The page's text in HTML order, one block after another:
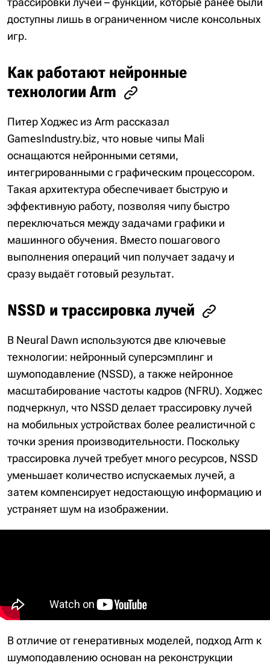
доступны лишь в ограниченном числе консольных
игр.
Как работают нейронные
технологии Arm
Питер Ходжес из Arm рассказал
GamesIndustry.biz, что новые чипы Mali
оснащаются нейронными сетями,
интегрированными с графическим процессором.
Такая архитектура обеспечивает быструю и
эффективную работу, позволяя чипу быстро
переключаться между задачами графики и
машинного обучения. Вместо пошагового
выполнения операций чип получает задачу и
сразу выдаёт готовый результат.
NSSD и трассировка лучей
В Neural Dawn используются две ключевые
технологии: нейронный суперсэмплинг и
шумоподавление (NSSD), а также нейронное
масштабирование частоты кадров (NFRU). Ходжес
подчеркнул, что NSSD делает трассировку лучей
на мобильных устройствах более реалистичной с
точки зрения производительности. Поскольку
трассировка лучей требует много ресурсов, NSSD
уменьшает количество испускаемых лучей, а
затем компенсирует недостающую информацию и
устраняет шум на изображении.
В отличие от генеративных моделей, подход Arm к
шумоподавлению основан на реконструкции